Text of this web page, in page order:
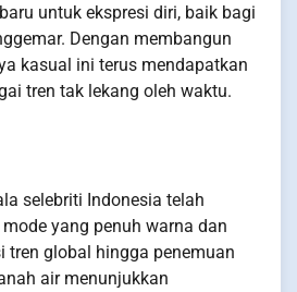
untuk ekspresi diri, baik bagi
Dengan membangun
kasual ini terus mendapatkan
tren tak lekang oleh waktu.
selebriti Indonesia telah
yang penuh warna dan
tren global hingga penemuan
air menunjukkan